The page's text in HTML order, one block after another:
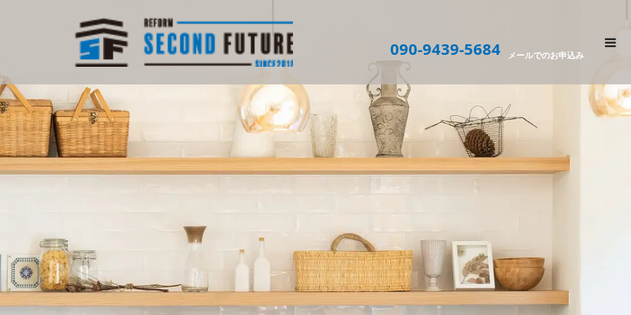
090-9439-5684 メールでのお申込み